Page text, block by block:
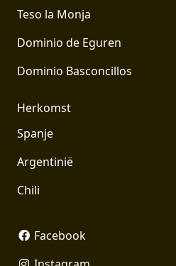
Teso la Monja
Dominio de Eguren
Dominio Basconcillos
Herkomst
Spanje
Argentinië
Chili
Facebook